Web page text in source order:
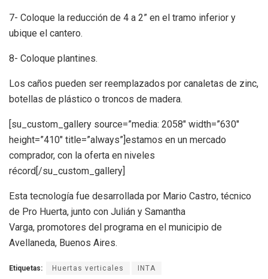
7- Coloque la reducción de 4 a 2” en el tramo inferior y
ubique el cantero.
8- Coloque plantines.
Los caños pueden ser reemplazados por canaletas de zinc,
botellas de plástico o troncos de madera.
[su_custom_gallery source=”media: 2058″ width=”630″
height=”410″ title=”always”]estamos en un mercado
comprador, con la oferta en niveles
récord[/su_custom_gallery]
Esta tecnología fue desarrollada por Mario Castro, técnico
de Pro Huerta, junto con Julián y Samantha
Varga, promotores del programa en el municipio de
Avellaneda, Buenos Aires.
Etiquetas: Huertas verticales INTA